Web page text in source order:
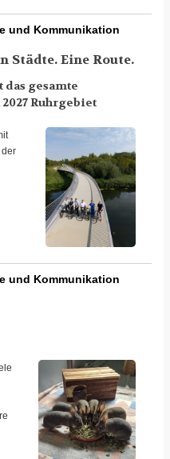
und Kommunikation
Städte. Eine Route.
gesamte
Ruhrgebiet
der
und Kommunikation